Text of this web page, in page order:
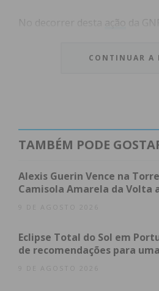
No decorrer desta ação
da
suspeito, com antecedentes
Subscreva a
Assine nossa
atualizada.
CONTINUAR A
TAMBÉM PODE
Alexis Guerin Vence na
Camisola Amarela da Volta
9 DE AGOSTO 2026
Eclipse Total do Sol em
de recomendações para
9 DE AGOSTO 2026